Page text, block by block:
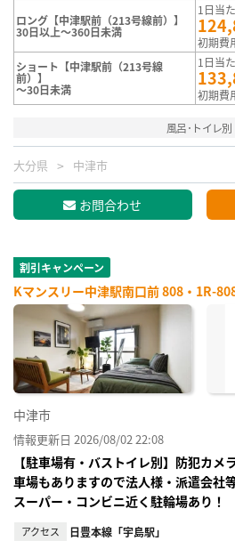
ロング【中津駅前（213号線前）】
30日以上～360日未満
1日当
初期費
ショート【中津駅前（213号線
前）】
～30日未満
1日当
初期費
風呂･トイレ別
大分県 中津市
お問合わせ
割引キャンペーン
Kマンスリー中津駅南口前 808・1R-
中津市
情報更新日 2026/08/02 22:08
【駐車場有・バストイレ別】防犯カメ
車場もありますので法人様・派遣会社
スーパー・コンビニ近く駐輪場あり！
アクセス 日豊本線「宇島駅」